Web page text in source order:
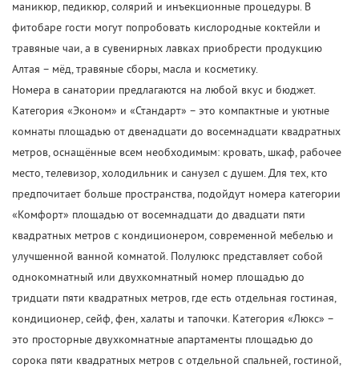
маникюр, педикюр, солярий и инъекционные процедуры. В
фитобаре гости могут попробовать кислородные коктейли и
травяные чаи, а в сувенирных лавках приобрести продукцию
Алтая – мёд, травяные сборы, масла и косметику.
Номера в санатории предлагаются на любой вкус и бюджет.
Категория «Эконом» и «Стандарт» – это компактные и уютные
комнаты площадью от двенадцати до восемнадцати квадратных
метров, оснащённые всем необходимым: кровать, шкаф, рабочее
место, телевизор, холодильник и санузел с душем. Для тех, кто
предпочитает больше пространства, подойдут номера категории
«Комфорт» площадью от восемнадцати до двадцати пяти
квадратных метров с кондиционером, современной мебелью и
улучшенной ванной комнатой. Полулюкс представляет собой
однокомнатный или двухкомнатный номер площадью до
тридцати пяти квадратных метров, где есть отдельная гостиная,
кондиционер, сейф, фен, халаты и тапочки. Категория «Люкс» –
это просторные двухкомнатные апартаменты площадью до
сорока пяти квадратных метров с отдельной спальней, гостиной,